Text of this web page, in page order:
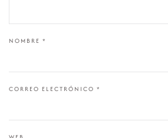
NOMBRE *
CORREO ELECTRÓNICO *